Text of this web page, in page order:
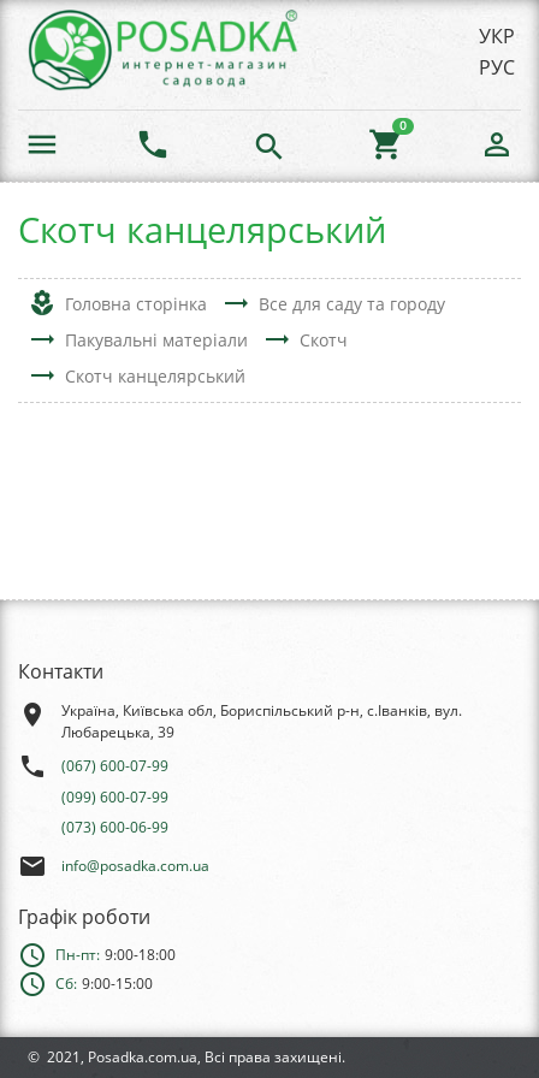
УКР
РУС
menu phone search shopping_cart
0
person_outline
Скотч канцелярський
local_florist Головна сторінка trending_flat Все для саду та городу
trending_flat Пакувальні матеріали trending_flat Скотч
trending_flat Скотч канцелярський
Контакти
place
Україна, Київська обл, Бориспільський р-н, с.Іванків, вул.
Любарецька, 39
phone
(067) 600-07-99
(099) 600-07-99
(073) 600-06-99
email info@posadka.com.ua
Графік роботи
schedule Пн-пт: 9:00-18:00
schedule Сб: 9:00-15:00
© 2021, Posadka.com.ua, Всі права захищені.